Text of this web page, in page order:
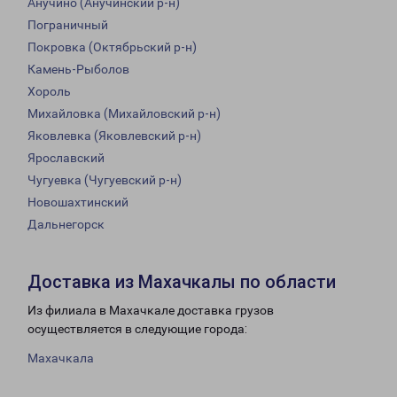
Анучино (Анучинский р-н)
Пограничный
Покровка (Октябрьский р-н)
Камень-Рыболов
Хороль
Михайловка (Михайловский р-н)
Яковлевка (Яковлевский р-н)
Ярославский
Чугуевка (Чугуевский р-н)
Новошахтинский
Дальнегорск
Доставка из Махачкалы по области
Из филиала в Махачкале доставка грузов
осуществляется в следующие города:
Махачкала